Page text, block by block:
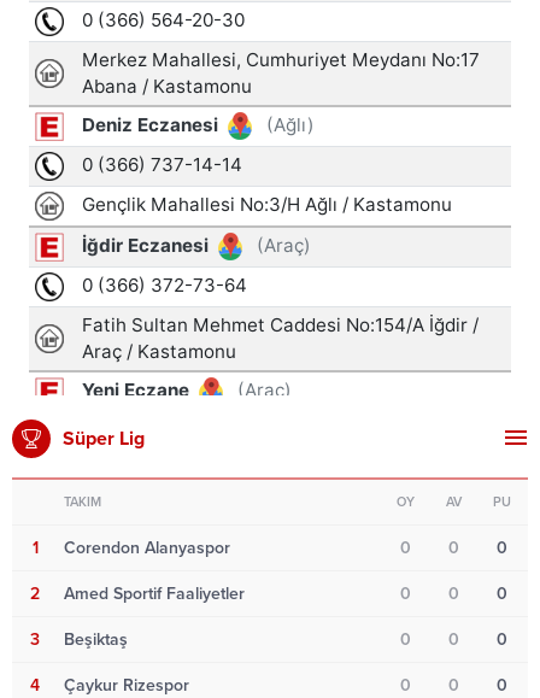
Süper Lig
TAKIM OY AV PU
1 Corendon Alanyaspor 0 0 0
2 Amed Sportif Faaliyetler 0 0 0
3 Beşiktaş 0 0 0
4 Çaykur Rizespor 0 0 0